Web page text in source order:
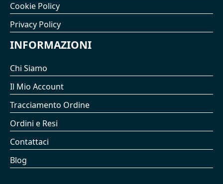
Cookie Policy
Privacy Policy
INFORMAZIONI
Chi Siamo
Il Mio Account
Tracciamento Ordine
Ordini e Resi
Contattaci
Blog